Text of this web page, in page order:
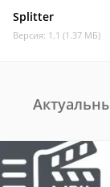
Splitter
Версия: 1.1 (1.37 МБ)